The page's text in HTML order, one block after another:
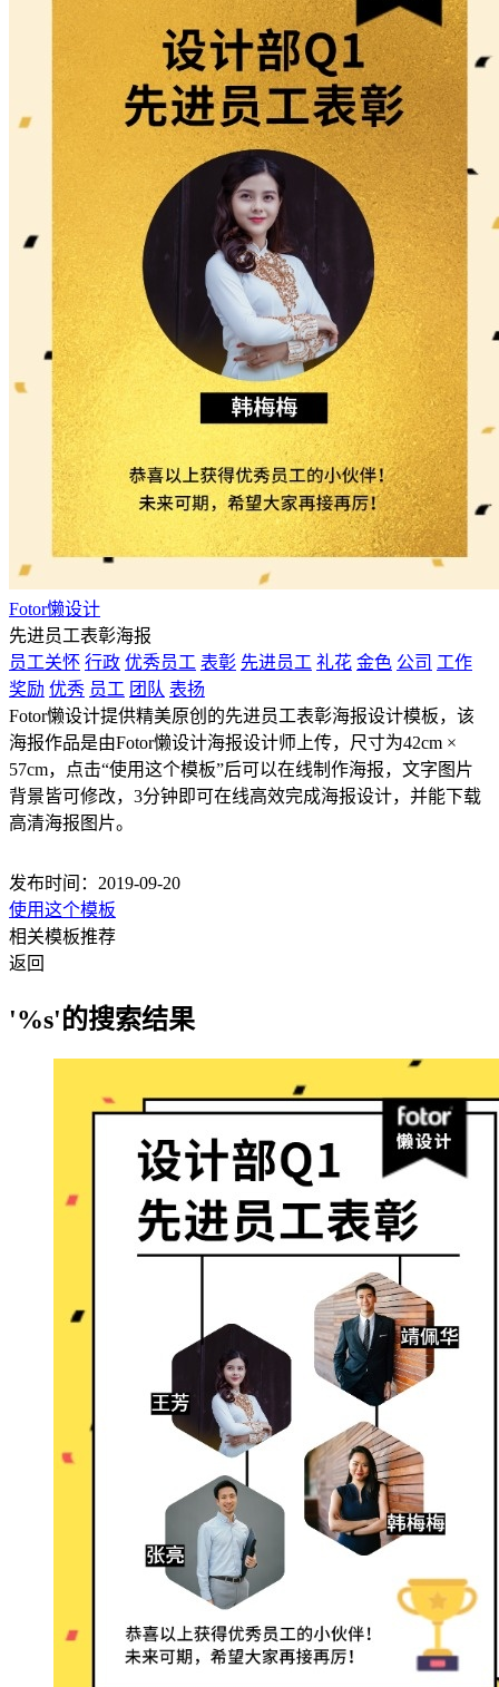
Fotor懒设计
先进员工表彰海报
员工关怀 行政 优秀员工 表彰 先进员工 礼花 金色 公司 工作
奖励 优秀 员工 团队 表扬
Fotor懒设计提供精美原创的先进员工表彰海报设计模板，该
海报作品是由Fotor懒设计海报设计师上传，尺寸为42cm ×
57cm，点击“使用这个模板”后可以在线制作海报，文字图片
背景皆可修改，3分钟即可在线高效完成海报设计，并能下载
高清海报图片。
发布时间：2019-09-20
使用这个模板
相关模板推荐
返回
'%s'的搜索结果